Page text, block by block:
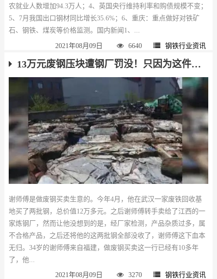
农就业人数增加94.3万人；4、英国央行维持利率和购债规模不变；
5、7月我国出口钢材同比增长35.6%；6、重庆：重点做好对铁矿
石、钢铁、煤炭等价格监测。国内新闻1、...
2021年08月09日 6640 钢铁行业资讯
13万元废钢压块遭钢厂罚没！只因为这件事……
谢师傅是做废钢买卖生意的。今年4月，他在武汉一家废铁回收基
地买了两批钢，总价值12万多元。之后谢师傅转手卖给了江西的一
家炼钢厂，然而让他没想到的是，经厂家检测，产品杂质过多，属
不合格产品，之后还将他的这两批钢全部没收了，谢师傅这下血本
无归。34岁的谢师傅来自福建，做废钢买卖这一行已经有10多年
了，他...
2021年08月09日 3270 钢铁行业资讯